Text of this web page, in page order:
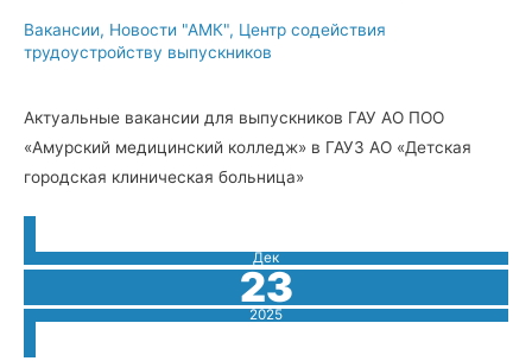
Вакансии, Новости "АМК", Центр содействия
трудоустройству выпускников
Актуальные вакансии для выпускников ГАУ АО ПОО
«Амурский медицинский колледж» в ГАУЗ АО «Детская
городская клиническая больница»
Дек
23
2025